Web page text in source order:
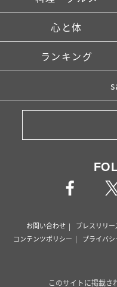
心と体
ランキング
お問い合わせ プレスリリー
コンテンツポリシー
プライバ
このサイトに掲載さ